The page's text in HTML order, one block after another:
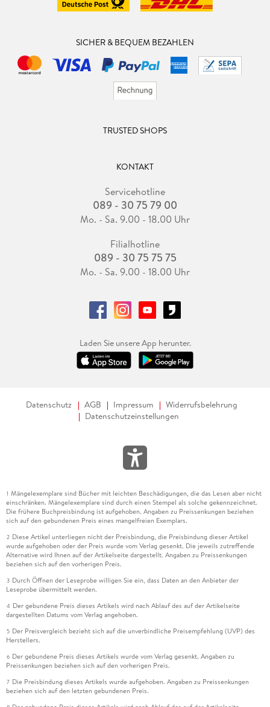
SICHER & BEQUEM BEZAHLEN
TRUSTED SHOPS
KONTAKT
Servicehotline
089 - 30 75 79 00
Mo. - Sa. 9.00 - 18.00 Uhr
Filialhotline
089 - 30 75 75 75
Mo. - Sa. 9.00 - 18.00 Uhr
Laden Sie unsere App herunter.
Datenschutz AGB Impressum
Widerrufsbelehrung
Datenschutzeinstellungen
1 Mängelexemplare sind Bücher mit leichten Beschädigungen, die das Lesen aber nicht
einschränken. Mängelexemplare sind durch einen Stempel als solche gekennzeichnet.
Die frühere Buchpreisbindung ist aufgehoben. Angaben zu Preissenkungen beziehen
sich auf den gebundenen Preis eines mangelfreien Exemplars.
2 Diese Artikel unterliegen nicht der Preisbindung, die Preisbindung dieser Artikel
wurde aufgehoben oder der Preis wurde vom Verlag gesenkt. Die jeweils zutreffende
Alternative wird Ihnen auf der Artikelseite dargestellt. Angaben zu Preissenkungen
beziehen sich auf den vorherigen Preis.
3 Durch Öffnen der Leseprobe willigen Sie ein, dass Daten an den Anbieter der
Leseprobe übermittelt werden.
4 Der gebundene Preis dieses Artikels wird nach Ablauf des auf der Artikelseite
dargestellten Datums vom Verlag angehoben.
5 Der Preisvergleich bezieht sich auf die unverbindliche Preisempfehlung (UVP) des
Herstellers.
6 Der gebundene Preis dieses Artikels wurde vom Verlag gesenkt. Angaben zu
Preissenkungen beziehen sich auf den vorherigen Preis.
7 Die Preisbindung dieses Artikels wurde aufgehoben. Angaben zu Preissenkungen
beziehen sich auf den letzten gebundenen Preis.